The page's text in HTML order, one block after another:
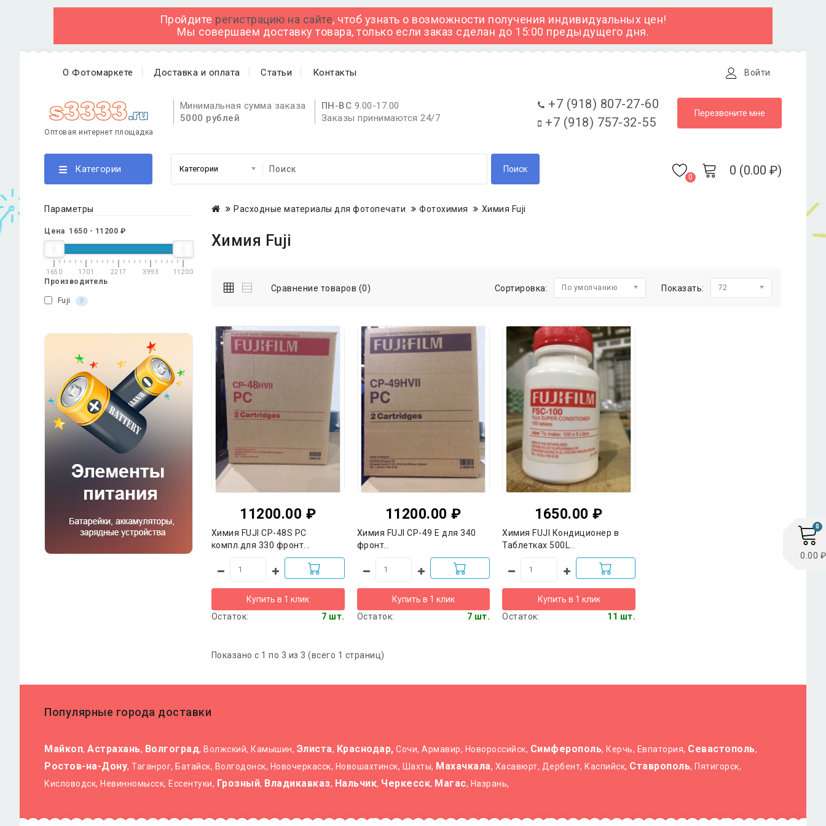
Пройдите регистрацию на сайте, чтоб узнать о возможности получения индивидуальных цен!
Мы совершаем доставку товара, только если заказ сделан до 15:00 предыдущего дня.
О Фотомаркете Доставка и оплата Статьи Контакты Войти
Оптовая интернет площадка
Минимальная сумма заказа
5000 рублей
ПН-ВС 9.00-17.00
Заказы принимаются 24/7
Перезвоните мне
+7 (918) 807-27-60
+7 (918) 757-32-55
Категории Поиск
0 0 (0.00 ₽)
Параметры
Цена 1650 - 11200 ₽
1650 1701 2217 3993 11200
Производитель
Fuji 3
Расходные материалы для фотопечати Фотохимия Химия Fuji
Химия Fuji
Сравнение товаров (0) Сортировка: По умолчанию Показать: 72
11200.00 ₽
Химия FUJI CP-48S PC
компл.для 330 фронт...
Купить в 1 клик
Остаток:
7 шт.
11200.00 ₽
Химия FUJI CP-49 E для 340
фронт..
Купить в 1 клик
Остаток:
7 шт.
1650.00 ₽
Химия FUJI Кондиционер в
Таблетках 500L..
Купить в 1 клик
Остаток:
11 шт.
Показано с 1 по 3 из 3 (всего 1 страниц)
Популярные города доставки
Майкоп, Астрахань, Волгоград, Волжский, Камышин, Элиста, Краснодар, Сочи, Армавир, Новороссийск, Симферополь, Керчь, Евпатория, Севастополь,
Ростов-на-Дону, Таганрог, Батайск, Волгодонск, Новочеркасск, Новошахтинск, Шахты, Махачкала, Хасавюрт, Дербент, Каспийск, Ставрополь, Пятигорск,
Кисловодск, Невинномысск, Ессентуки, Грозный, Владикавказ, Нальчик, Черкесск, Магас, Назрань,
0
0.00 ₽